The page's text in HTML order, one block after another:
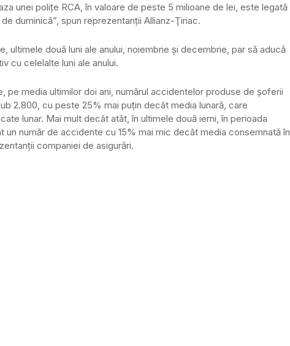
unei poliţe RCA, în valoare de peste 5 milioane de lei, este legată
duminică”, spun reprezentanţii Allianz-Ţiriac.
ultimele două luni ale anului, noiembrie şi decembrie, par să aducă
cu celelalte luni ale anului.
pe media ultimilor doi ani, numărul accidentelor produse de şoferii
2.800, cu peste 25% mai puţin decât media lunară, care
lunar. Mai mult decât atât, în ultimele două ierni, în perioada
număr de accidente cu 15% mai mic decât media consemnată în
companiei de asigurări.